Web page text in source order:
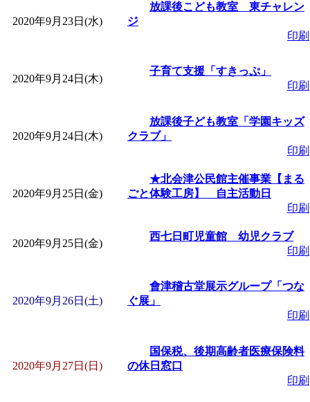
2020年9月23日(水)
放課後こども教室 東チャレン
ジ
印刷
2020年9月24日(木)
子育て支援「すきっぷ」
印刷
2020年9月24日(木)
放課後子ども教室「学園キッズ
クラブ」
印刷
2020年9月25日(金)
★北会津公民館主催事業【まる
ごと体験工房】 自主活動日
印刷
2020年9月25日(金)
西七日町児童館 幼児クラブ
印刷
2020年9月26日(土)
會津稽古堂展示グループ「つな
ぐ展」
印刷
2020年9月27日(日)
国保税、後期高齢者医療保険料
の休日窓口
印刷